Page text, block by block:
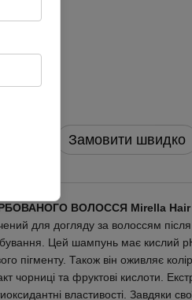
Замовити швидко
ВОЛОССЯ Mirella Hair
для догляду за волоссям
Цей шампунь має кислий
пігменту. Також він оживляє
чорниці та фруктові кислоти.
властивості. Завдяки